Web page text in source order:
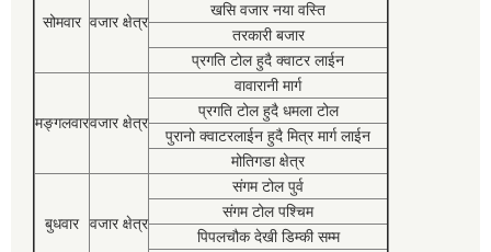
सोमवार वजार क्षेत्र
खसि वजार नया वस्ति
तरकारी बजार
प्रगति टोल हुदै क्वाटर लाईन
मङ्गलवारवजार क्षेत्र
वावारानी मार्ग
प्रगति टोल हुदै धमला टोल
पुरानो क्वाटरलाईन हुदै मित्र मार्ग लाईन
मोतिगडा क्षेत्र
बुधवार वजार क्षेत्र
संगम टोल पुर्व
संगम टोल पश्चिम
पिपलचौक देखी डिम्की सम्म